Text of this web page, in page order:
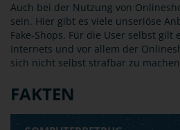
Auch bei der Nutzung von
sein. Hier gibt es viele unseriöse
Fake-Shops. Für die User selbst gilt
Internets und vor allem der
sich nicht selbst strafbar zu
FAKTEN